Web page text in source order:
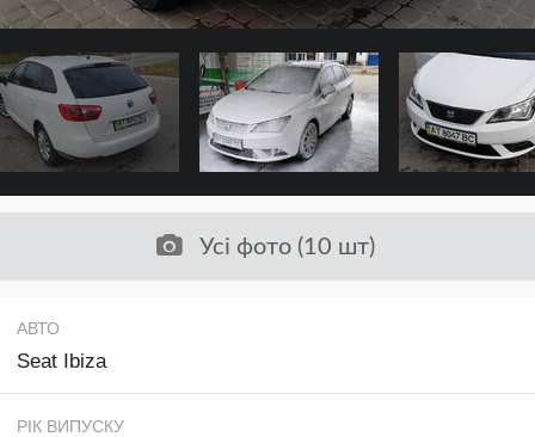
Усі фото (10 шт)
АВТО
Seat Ibiza
РІК ВИПУСКУ